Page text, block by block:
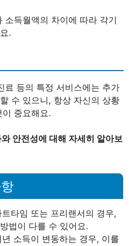
소득월액의 차이에 따라 각기
.
료 등의 특정 서비스에는 추가
수 있으니, 항상 자신의 상황
중요해요.
안전성에 대해 자세히 알아보
트타임 또는 프리랜서의 경우,
법이 다를 수 있어요.
년 소득이 변동하는 경우, 이를